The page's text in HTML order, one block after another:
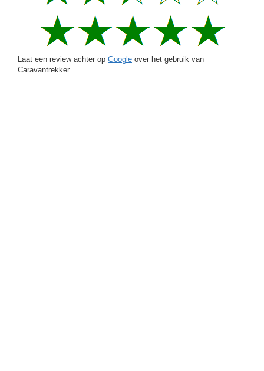
Laat een review achter op Google over het gebruik van
Caravantrekker.